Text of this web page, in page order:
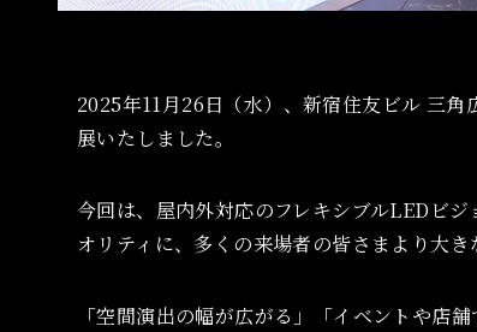
2025年11月26日（水）、新宿住友ビル 三
展いたしました。
今回は、屋内外対応のフレキシブルLEDビ
オリティに、多くの来場者の皆さまより大き
「空間演出の幅が広がる」「イベントや店